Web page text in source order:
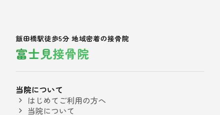
飯田橋駅徒歩5分 地域密着の接骨院
富士見接骨院
当院について
はじめてご利用の方へ
当院について